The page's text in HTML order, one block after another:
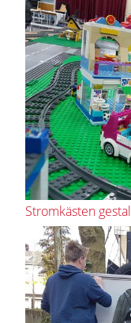
Stromkästen